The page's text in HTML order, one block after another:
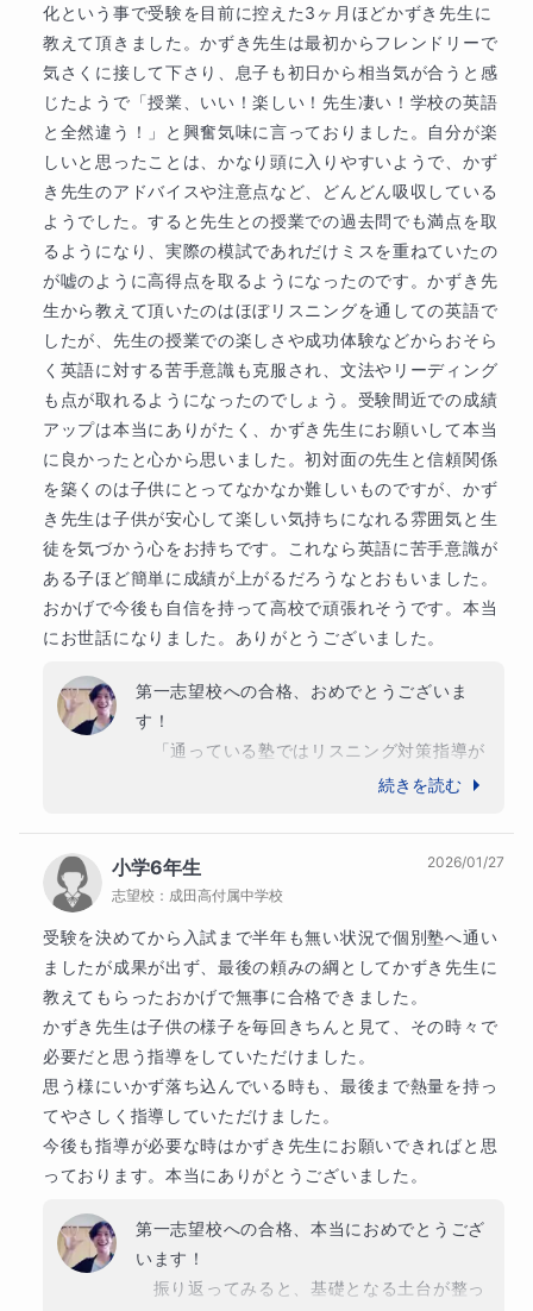
・指導経験約8年&1500時間超
・家庭教師のトライにて時給9000円以上のプロ案件ま
で担当
・明治大学在学中に公認会計士試験に1発合格
・本場アメリカで「能力開発」と「コミュニケーショ
ン」のスキルアップ研修を修了
★相性の良いご家庭・生徒様📖
・学ぶことや自分の成長も楽しみたい生徒様
・勉強することに目的を感じられていない生徒様
・「物事に対して取り組む姿勢」を重視されるご家庭
・「目標を達成するために必要な技能を磨くこと」を
重視されるご家庭様
保護者様へのメッセージ
保護者様から最も多く頂くお声は、シンプルに「先生
に任せて本当によかった」というものです！
私の生徒さんは皆、学ぶことの大切さを学び、確かな
学び方を身につけていかれます。
お子様の成長を見守りつつ、気になることはいつでも
ご相談いただければと思います(^^)♪
そして、私を単なる一教科の先生としてではなく、人
生で貴重なご縁のあった「未来の世代の育成パートナ
ー」として協力してくださると大変嬉しく思います。
私も全てのご家庭様に対してこのような姿勢で取り組
最後までご覧いただきありがとうございました！
ご縁を頂けますことを心より楽しみにしております！
生徒様へのメッセージ
何のためにこんな勉強をしているのかわからないこと
ってありますよね。でも、だからこそ自分で決めて良
いんです！自分の人生、自分の考え方を決める権利は
キミの中にあります✨
僕は「勉強は自分がより自由になるための方法」だと
考えてます！
ほど、僕の授業を受けてみてください!!
そして、学校の中だけに縛られない自由な発想で、こ
れからの自分のためになる楽しい目標をたくさん想像
化という事で受験を目前に控えた3ヶ月ほどかずき先生に
教えて頂きました。かずき先生は最初からフレンドリーで
気さくに接して下さり、息子も初日から相当気が合うと感
じたようで「授業、いい！楽しい！先生凄い！学校の英語
と全然違う！」と興奮気味に言っておりました。自分が楽
しいと思ったことは、かなり頭に入りやすいようで、かず
き先生のアドバイスや注意点など、どんどん吸収している
ようでした。すると先生との授業での過去問でも満点を取
るようになり、実際の模試であれだけミスを重ねていたの
が嘘のように高得点を取るようになったのです。かずき先
生から教えて頂いたのはほぼリスニングを通しての英語で
したが、先生の授業での楽しさや成功体験などからおそら
く英語に対する苦手意識も克服され、文法やリーディング
も点が取れるようになったのでしょう。受験間近での成績
アップは本当にありがたく、かずき先生にお願いして本当
に良かったと心から思いました。初対面の先生と信頼関係
を築くのは子供にとってなかなか難しいものですが、かず
き先生は子供が安心して楽しい気持ちになれる雰囲気と生
徒を気づかう心をお持ちです。これなら英語に苦手意識が
ある子ほど簡単に成績が上がるだろうなとおもいました。
おかげで今後も自信を持って高校で頑張れそうです。本当
にお世話になりました。ありがとうございました。
第一志望校への合格、おめでとうございま
す！
「通っている塾ではリスニング対策指導が
ない」というきっかけからのご受講でした
ているかが重要なので、定期的にトレーニン
グの機会を作るというのが最も効果的な方法
で、精神的な安心にも繋がったのではないか
と思います。一緒に授業を進めていく時間は
僕にとっても本当に楽しい時間で、毎回の授
業があっという間でした！
授業では「リスニングの問題だからこそコ
コが狙われやすい」といった視点や「それに
対してどんな意識で臨めば良いのか」といっ
た点に重きを置いて指導させていただきまし
たが、こうしたアドバイスを毎回しっかりと
自分のものにして成長されていく様子が、僕
僕との授業を通じて学んできたことや学び
を楽しむ気持ちが、次の新しい環境の中で
も、さらに高いレベルに連れていってくれる
続きを読む
小学6年生
志望校： 成田高付属中学校
2026/01/27
受験を決めてから入試まで半年も無い状況で個別塾へ通い
ましたが成果が出ず、最後の頼みの綱としてかずき先生に
教えてもらったおかげで無事に合格できました。
かずき先生は子供の様子を毎回きちんと見て、その時々で
必要だと思う指導をしていただけました。
思う様にいかず落ち込んでいる時も、最後まで熱量を持っ
てやさしく指導していただけました。
今後も指導が必要な時はかずき先生にお願いできればと思
っております。本当にありがとうございました。
第一志望校への合格、本当におめでとうござ
います！
振り返ってみると、基礎となる土台が整っ